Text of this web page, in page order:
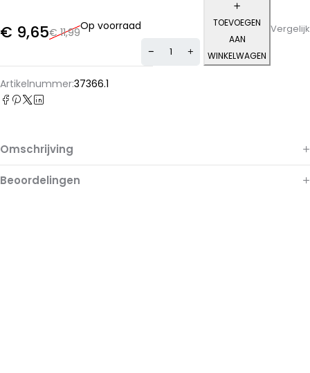
€11,99
€ 9,65 Op voorraad
TOEVOEGEN
AAN
WINKELWAGEN
Alternative:
Vergelijk
Artikelnummer:37366.1
Omschrijving
Beoordelingen